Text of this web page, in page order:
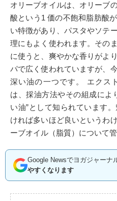
オリーブオイルは、オリーブ
酸という1 価の不飽和脂肪酸
い特徴があり、パスタやソテ
理にもよく使われます。その
に使うと、爽やかな香りがよ
パで広く使われていますが、
深い油の一つです。 エクス
は、採油方法やその組成によ
い油”として知られています
ければ多いほど良いというわ
ーブオイル（脂質）について
Google Newsでヨガジャーナ
やすくなります